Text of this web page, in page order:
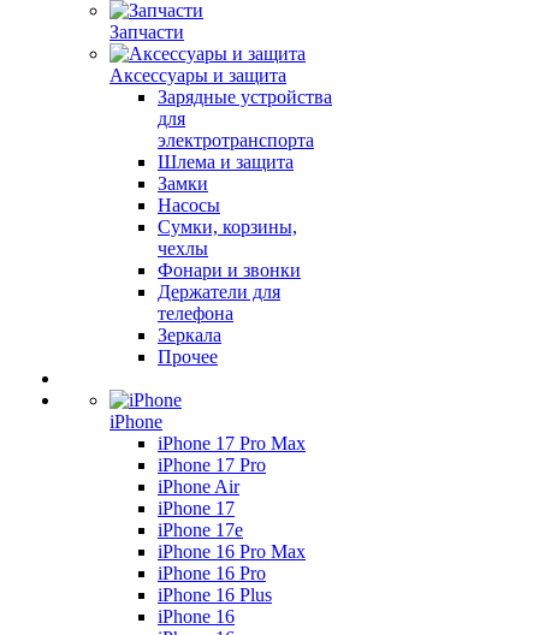
Запчасти
Аксессуары и защита
Зарядные устройства
для
электротранспорта
Шлема и защита
Замки
Насосы
Сумки, корзины,
чехлы
Фонари и звонки
Держатели для
телефона
Зеркала
Прочее
iPhone
iPhone 17 Pro Max
iPhone 17 Pro
iPhone Air
iPhone 17
iPhone 17e
iPhone 16 Pro Max
iPhone 16 Pro
iPhone 16 Plus
iPhone 16